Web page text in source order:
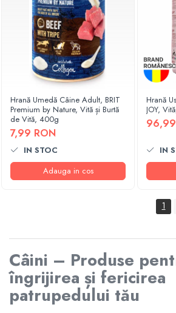
Hrană Umedă Câine Adult, BRIT
Premium by Nature, Vită și Burtă
de Vită, 400g
7,99 RON
IN STOC
Adauga in cos
Hrană
JOY,
IN
1
Câini – Produse
îngrijirea și fericirea
patrupedului tău